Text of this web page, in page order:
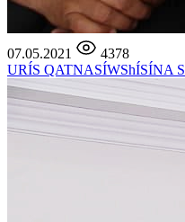
07.05.2021
4378
URÍS QATNASÍWShÍSÍNA